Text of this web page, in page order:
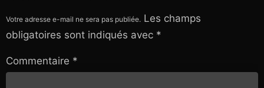
Votre adresse e-mail ne sera pas publiée. Les champs
obligatoires sont indiqués avec *
Commentaire *